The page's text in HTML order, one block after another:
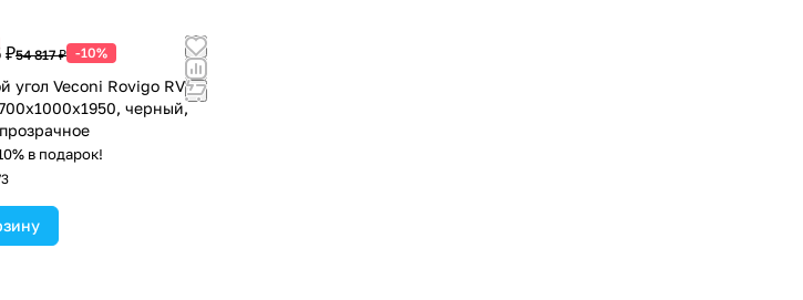
₽54 817 ₽ -10%
угол Veconi Rovigo RV-
черный,
в подарок!